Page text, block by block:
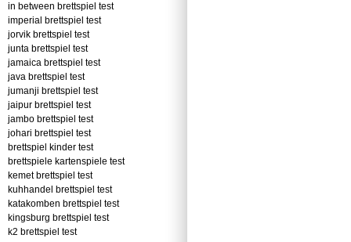
in between brettspiel test
imperial brettspiel test
jorvik brettspiel test
junta brettspiel test
jamaica brettspiel test
java brettspiel test
jumanji brettspiel test
jaipur brettspiel test
jambo brettspiel test
johari brettspiel test
brettspiel kinder test
brettspiele kartenspiele test
kemet brettspiel test
kuhhandel brettspiel test
katakomben brettspiel test
kingsburg brettspiel test
k2 brettspiel test